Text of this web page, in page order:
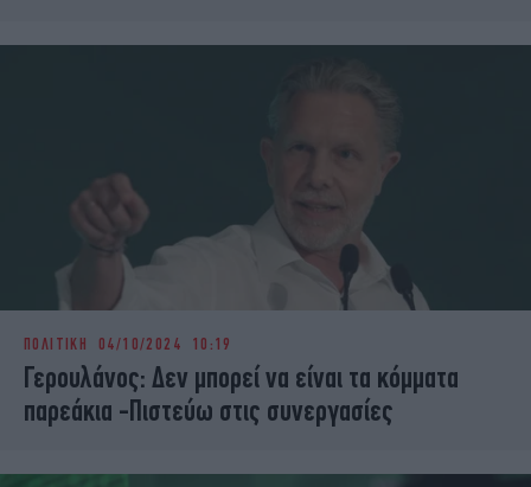
ΠΟΛΙΤΙΚΗ 04/10/2024 10:19
Γερουλάνος: Δεν μπορεί να είναι τα κόμματα
παρεάκια -Πιστεύω στις συνεργασίες